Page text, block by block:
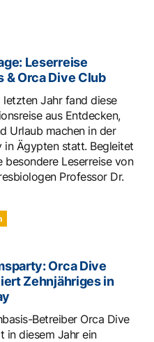
Leserreise
& Orca Dive Club
letzten Jahr fand diese
aus Entdecken,
Urlaub machen in der
in Ägypten statt. Begleitet
besondere Leserreise von
Professor Dr.
Orca Dive
Zehnjähriges in
Betreiber Orca Dive
in diesem Jahr ein